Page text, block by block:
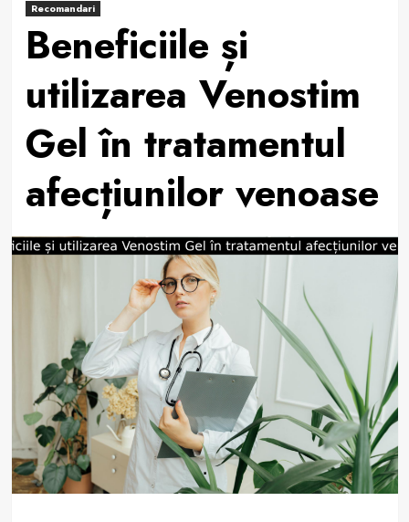
Recomandari
Beneficiile și
utilizarea Venostim
Gel în tratamentul
afecțiunilor venoase